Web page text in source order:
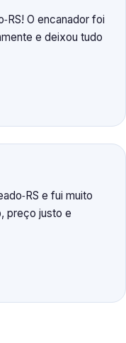
O encanador foi
e deixou tudo
e fui muito
preço justo e